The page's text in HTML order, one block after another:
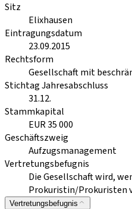
Sitz
Elixhausen
Eintragungsdatum
23.09.2015
Rechtsform
Gesellschaft mit
Stichtag Jahresabschluss
31.12.
Stammkapital
EUR 35 000
Geschäftszweig
Aufzugsmanagement
Vertretungsbefugnis
Die Gesellschaft wird,
Prokuristin/Prokuristen
Vertretungsbefugnis